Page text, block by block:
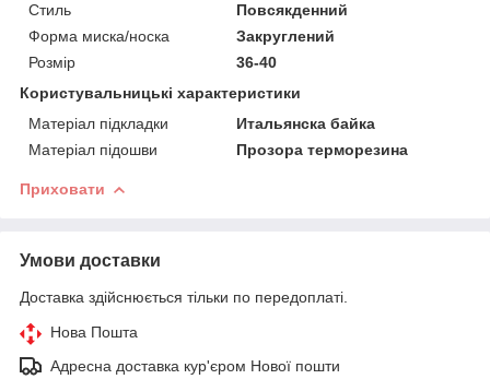
Стиль
Повсякденний
Форма миска/носка
Закруглений
Розмір
36-40
Користувальницькі характеристики
Матеріал підкладки
Итальянска байка
Матеріал підошви
Прозора терморезина
Приховати
Умови доставки
Доставка здійснюється тільки по передоплаті.
Нова Пошта
Адресна доставка кур'єром Нової пошти